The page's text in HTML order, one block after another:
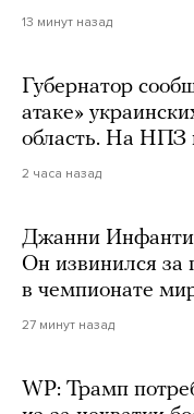
13 минут назад
Губернатор
атаке»
область. На НПЗ
2 часа назад
Джанни
Он извинился за
в чемпионате
27 минут назад
WP: Трамп